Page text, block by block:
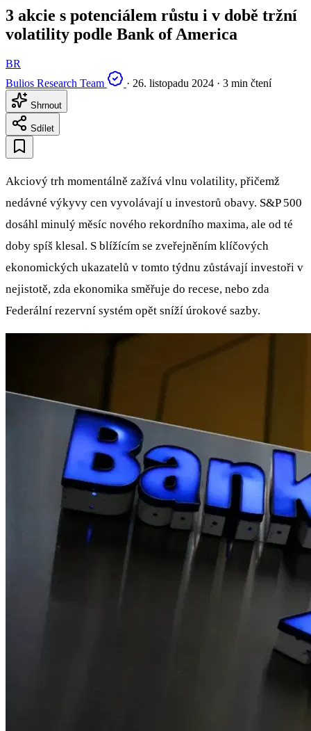
3 akcie s potenciálem růstu i v době tržní
volatility podle Bank of America
BR
Bulios Research Team
· 26. listopadu 2024 · 3 min čtení
Shrnout
Sdílet
Akciový trh momentálně zažívá vlnu volatility, přičemž
nedávné výkyvy cen vyvolávají u investorů obavy. S&P 500
dosáhl minulý měsíc nového rekordního maxima, ale od té
doby spíš klesal. S blížícím se zveřejněním klíčových
ekonomických ukazatelů v tomto týdnu zůstávají investoři v
nejistotě, zda ekonomika směřuje do recese, nebo zda
Federální rezervní systém opět sníží úrokové sazby.